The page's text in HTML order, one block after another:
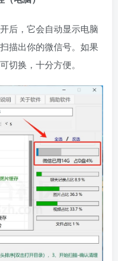
后，它会自动显示电脑
描出你的微信号。如果
切换，十分方便。